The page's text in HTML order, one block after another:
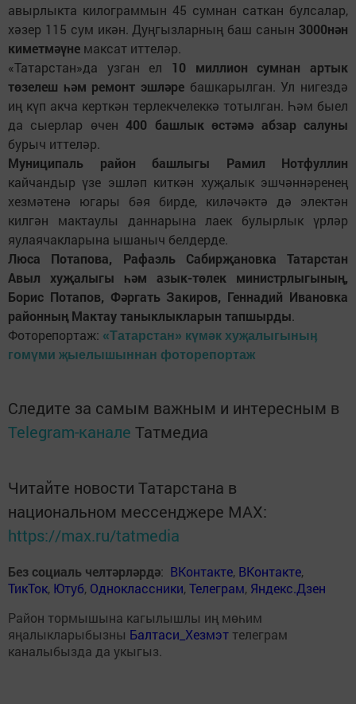
авырлыкта килограммын 45 сумнан саткан булсалар,
хәзер 115 сум икән. Дуңгызларның баш санын 3000нән
киметмәүне максат иттеләр.
«Татарстан»да узган ел 10 миллион сумнан артык
төзелеш һәм ремонт эшләре башкарылган. Ул нигездә
иң күп акча керткән терлекчелеккә тотылган. Һәм быел
да сыерлар өчен400 башлык өстәмә абзар салуны
бурыч иттеләр.
Муниципаль район башлыгы Рамил Нотфуллин
кайчандыр үзе эшләп киткән хуҗалык эшчәннәренең
хезмәтенә югары бәя бирде, киләчәктә дә электән
килгән мактаулы даннарына лаек булырлык үрләр
яулаячакларына ышаныч белдерде.
Люса Потапова, Рафаэль Сабирҗановка Татарстан
Авыл хуҗалыгы һәм азык-төлек министрлыгының,
Борис Потапов, Фәргать Закиров, Геннадий Ивановка
районның Мактау таныклыкларын тапшырды.
Фоторепортаж: «Татарстан» күмәк хуҗалыгыныӊ
гомүми җыелышыннан фоторепортаж
Следите за самым важным и интересным в
Telegram-канале Татмедиа
Читайте новости Татарстана в
национальном мессенджере MАХ:
https://max.ru/tatmedia
Без социаль челтәрләрдә: ВКонтакте, ВКонтакте,
ТикТок, Ютуб, Одноклассники,Телеграм, Яндекс.Дзен
Район тормышына кагылышлы иң мөһим
яңалыкларыбызны Балтаси_Хезмэт телеграм
каналыбызда да укыгыз.